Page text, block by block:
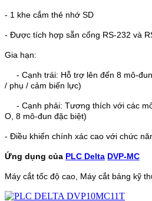
- 1 khe cắm thẻ nhớ SD
- Được tích hợp sẵn cổng RS-232 và
Gia hạn:
- Cạnh trái: Hỗ trợ lên đến 8 mô-
/ phụ / cảm biến lực)
- Cạnh phải: Tương thích với các
O, 8 mô-đun đặc biệt)
- Điều khiển chính xác cao với chức
Ứng dụng của PLC Delta DVP-MC
Máy cắt tốc độ cao, Máy cắt bảng kỹ